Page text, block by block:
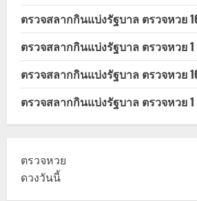
ตรวจสลากกินแบ่งรัฐบาล ตรวจหวย
ตรวจสลากกินแบ่งรัฐบาล ตรวจหวย
ตรวจสลากกินแบ่งรัฐบาล ตรวจหวย
ตรวจสลากกินแบ่งรัฐบาล ตรวจหวย
ตรวจหวย
ดวงวันนี้